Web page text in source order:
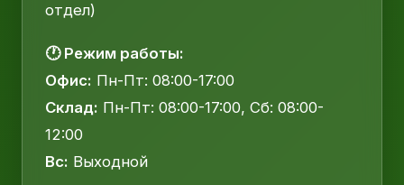
отдел)
🕐 Режим работы:
Офис: Пн-Пт: 08:00-17:00
Склад: Пн-Пт: 08:00-17:00, Сб: 08:00-
12:00
Вс: Выходной